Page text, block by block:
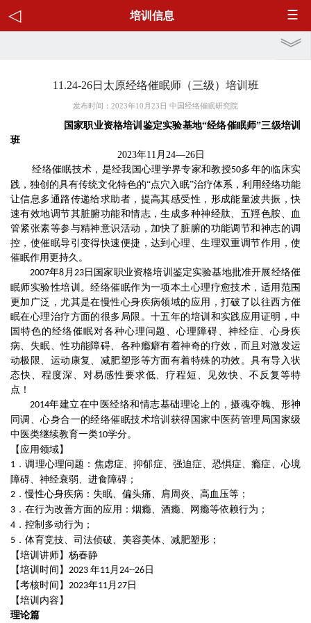
培训信息
11.24-26日太原经络催眠师（三级）培训班
发布时间：2023年10月23日 中国经络催眠研究院
国家职业资格培训鉴定实验基地“经络催眠师”三级培训
班
2023年11月24—26日
经络催眠技术， 是经我国心理学界专家和教授50多年的临床实
践，独创 的具有传统文化特色的“点穴入眠”治疗体系 ， 利用经络功能
让信息多通路传递给求助者，提高其感受性，形成能量波共振，快
速有效地调节其脏腑功能和情志，生成多种神经肽、五羥色胺、血
管紧张素等参与精神意识活动，加快了脏腑的功能调节和神志的调
控，使催眠导引变得快速便捷 ，达到心理、生理双重调节作用 ，使
催眠作用更持久 。
2007年8 月 23日国家职业资格培训鉴定实验基地批准开展经络催
眠师实验性培训。经络催眠作为一项本土心理疗愈技术， 适用范围
更加广泛 ，尤其是在慢性心身疾病领域的应用，打破了以往西方催
眠在心理治疗方面的很多局限。十五年的培训和实践应用证明，中
国特色的经络催眠对各种心理问题、心理障碍、神经症、心身疾
病、失眠、性功能障碍、各种瘾癖有着神奇的疗效，而且对激发运
动极限、运动康复、减肥塑形等方面有着特殊的功效。具有导入状
态快、程度深、对易感性要求低、疗程短、见效快、不反复等特
点！
2014年建立在中医经络和情志基础理论上的，摄魂夺魄、形神
同调、心身合一的经络催眠技术培训获得国家中医药管理局国家级
中医类继续教育一类10学分。
【应用领域】
1 ．调理心理问题：焦虑症、抑郁症、强迫症、恐惧症、瘾症、心境
障碍、神经衰弱、进食障碍；
2 ．慢性心身疾病：失眠、偏头痛、肩周炎、高血压等；
3 ．在行为改善方面的应用：烟瘾、酒瘾、网 瘾等依赖行为；
4 ．控制多动行为；
5 ．体育竞技、司法侦破、美容美体、减肥塑形 ；
【培训讲师】 杨春静
【培训时间】 2023 年11月 24--26 日
【考核时间】 2023年11月 27 日
【培训内容】
理论篇